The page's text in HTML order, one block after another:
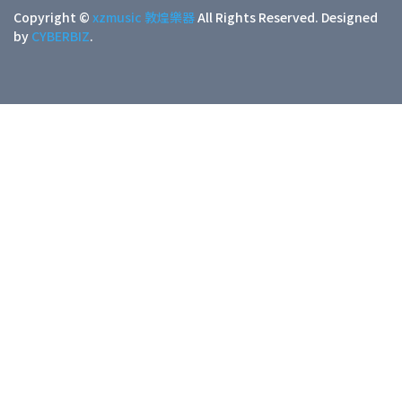
Copyright © xzmusic 敦煌樂器All Rights Reserved. Designed
by CYBERBIZ.